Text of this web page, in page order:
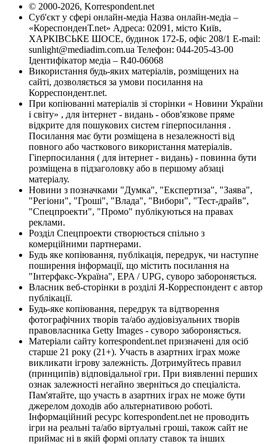
© 2000-2026, Korrespondent.net
Суб'єкт у сфері онлайн-медіа Назва онлайн-медіа –
«КореспонденТ.net» Адреса: 02091, місто Київ,
ХАРКІВСЬКЕ ШОСЕ, будинок 172-Б, офіс 208/1 E-mail:
sunlight@mediadim.com.ua Телефон: 044-205-43-00
Ідентифікатор медіа – R40-06068
Використання будь-яких матеріалів, розміщених на
сайті, дозволяється за умови посилання на
Корреспондент.net.
При копіюванні матеріалів зі сторінки « Новини України
і світу» , для інтернет - видань - обов'язкове пряме
відкрите для пошукових систем гіперпосилання .
Посилання має бути розміщена в незалежності від
повного або часткового використання матеріалів.
Гіперпосилання ( для інтернет - видань) - повинна бути
розміщена в підзаголовку або в першому абзаці
матеріалу.
Новини з позначками "Думка", "Експертиза", "Заява",
"Регіони", "Гроші", "Влада", "Вибори", "Тест-драйв",
"Спецпроекти", "Промо" публікуються на правах
реклами.
Розділ Спецпроекти створюється спільно з
комерційними партнерами.
Будь яке копіювання, публікація, передрук, чи наступне
поширення інформації, що містить посилання на
"Інтерфакс-Україна", EPA / UPG, суворо забороняється.
Власник веб-сторінки в розділі Я-Корреспондент є автор
публікації.
Будь-яке копіювання, передрук та відтворення
фотографічних творів та/або аудіовізуальних творів
правовласника Getty Images - суворо забороняється.
Матеріали сайту korrespondent.net призначені для осіб
старше 21 року (21+). Участь в азартних іграх може
викликати ігрову залежність. Дотримуйтесь правил
(принципів) відповідальної гри. При виявленні перших
ознак залежності негайно зверніться до спеціаліста.
Пам'ятайте, що участь в азартних іграх не може бути
джерелом доходів або альтернативою роботі.
Інформаційний ресурс korrespondent.net не проводить
ігри на реальні та/або віртуальні гроші, також сайт не
приймає ні в якій формі оплату ставок та інших